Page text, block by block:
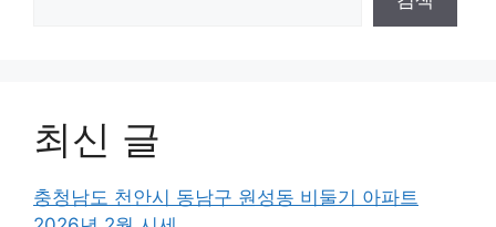
최신 글
충청남도 천안시 동남구 원성동 비둘기 아파트